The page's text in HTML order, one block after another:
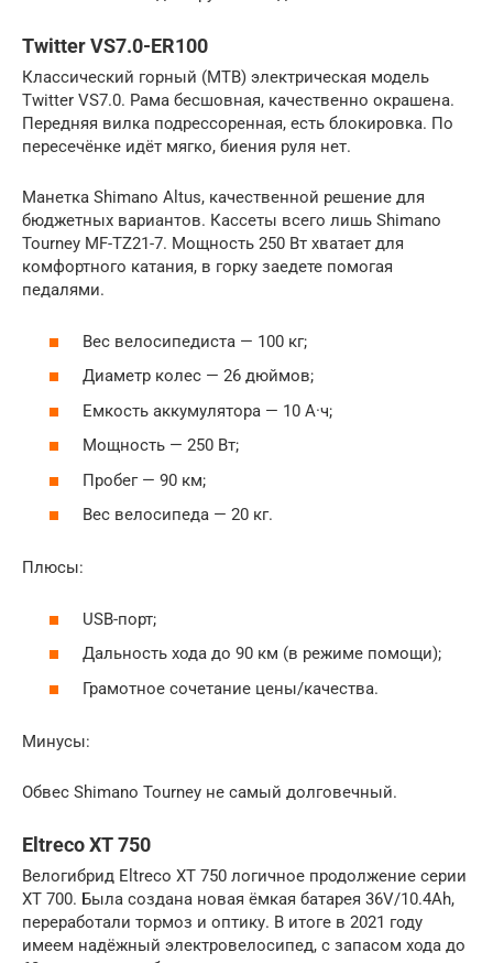
Twitter VS7.0-ER100
Классический горный (MTB) электрическая модель
Twitter VS7.0. Рама бесшовная, качественно окрашена.
Передняя вилка подрессоренная, есть блокировка. По
пересечёнке идёт мягко, биения руля нет.
Манетка Shimano Altus, качественной решение для
бюджетных вариантов. Кассеты всего лишь Shimano
Tourney MF-TZ21-7. Мощность 250 Вт хватает для
комфортного катания, в горку заедете помогая
педалями.
Вес велосипедиста — 100 кг;
Диаметр колес — 26 дюймов;
Емкость аккумулятора — 10 А·ч;
Мощность — 250 Вт;
Пробег — 90 км;
Вес велосипеда — 20 кг.
Плюсы:
USB-порт;
Дальность хода до 90 км (в режиме помощи);
Грамотное сочетание цены/качества.
Минусы:
Обвес Shimano Tourney не самый долговечный.
Eltreco XT 750
Велогибрид Eltreco XT 750 логичное продолжение серии
XT 700. Была создана новая ёмкая батарея 36V/10.4Ah,
переработали тормоз и оптику. В итоге в 2021 году
имеем надёжный электровелосипед, с запасом хода до